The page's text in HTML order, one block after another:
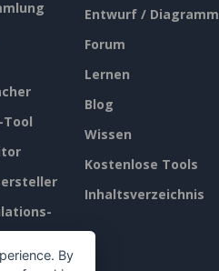
Entwurf / Diagramm
Forum
Lernen
Blog
Wissen
Kostenlose Tools
Inhaltsverzeichnis
By